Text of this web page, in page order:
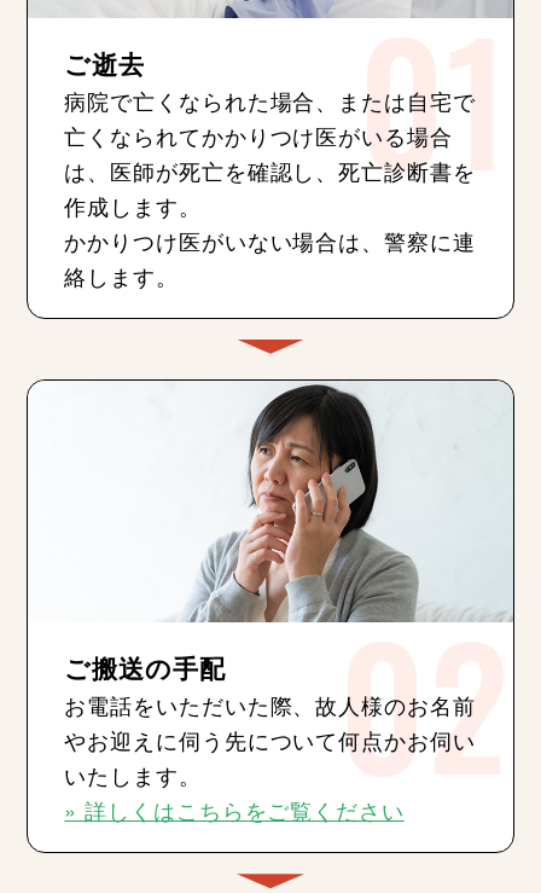
ご逝去
病院で亡くなられた場合、または自宅で
亡くなられてかかりつけ医がいる場合
は、医師が死亡を確認し、死亡診断書を
作成します。
かかりつけ医がいない場合は、警察に連
絡します。
ご搬送の手配
お電話をいただいた際、故人様のお名前
やお迎えに伺う先について何点かお伺い
いたします。
» 詳しくはこちらをご覧ください